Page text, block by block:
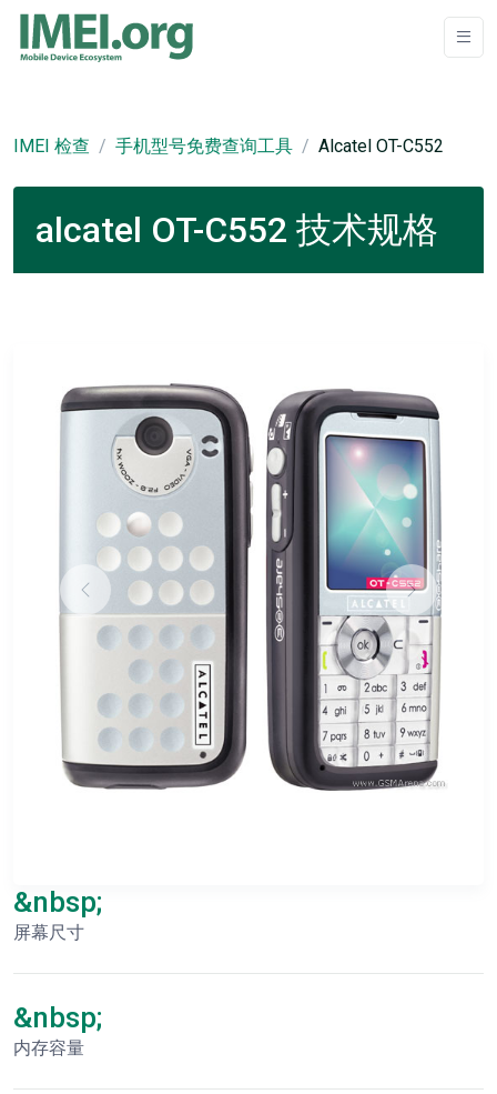
IMEI 检查 手机型号免费查询工具 Alcatel OT-C552
alcatel OT-C552 技术规格
&nbsp;
屏幕尺寸
&nbsp;
内存容量